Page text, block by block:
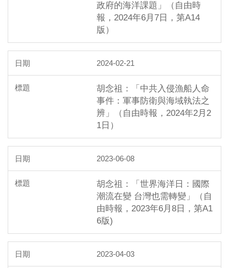
政府的海洋課題」（自由時
報，2024年6月7日，第A14
版）
2024-02-21
胡念祖：「中共入侵漁船人命
事件：軍事防衛與海域執法之
辨」（自由時報，2024年2月2
1日）
2023-06-08
胡念祖：「世界海洋日：國際
潮流在變 台灣也需轉變」（自
由時報，2023年6月8日，第A1
6版)
2023-04-03